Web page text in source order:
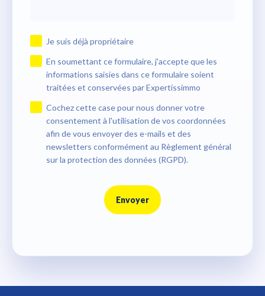
Je suis déjà propriétaire
En soumettant ce formulaire, j'accepte que les
informations saisies dans ce formulaire soient
traitées et conservées par Expertissimmo
Cochez cette case pour nous donner votre
consentement à l'utilisation de vos coordonnées
afin de vous envoyer des e-mails et des
newsletters conformément au Règlement général
sur la protection des données (RGPD).
Envoyer